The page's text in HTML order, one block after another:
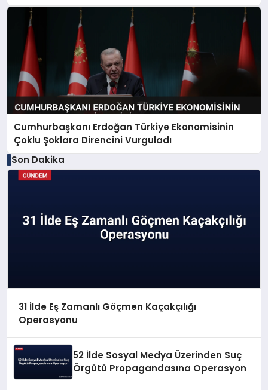
Cumhurbaşkanı Erdoğan Türkiye Ekonomisinin
Çoklu Şoklara Direncini Vurguladı
Son Dakika
31 İlde Eş Zamanlı Göçmen Kaçakçılığı
Operasyonu
52 İlde Sosyal Medya Üzerinden Suç
Örgütü Propagandasına Operasyon